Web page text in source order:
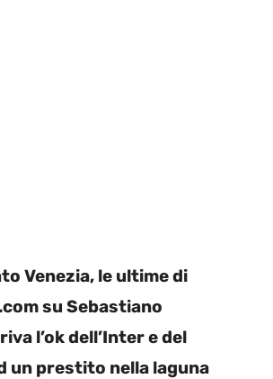
Venezia, le ultime di
su Sebastiano
l’ok dell’Inter e del
un prestito nella laguna